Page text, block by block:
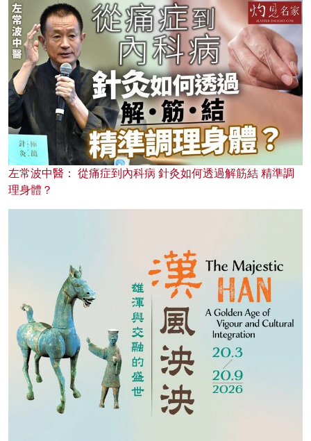
左常波中醫： 從痛症到內科病 針灸如何透過解筋結 精準調
理身體？